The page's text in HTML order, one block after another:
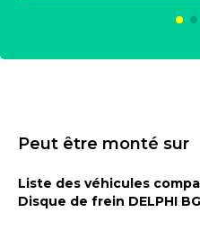
Peut être monté sur
Liste des véhicules
Disque de frein DELPHI